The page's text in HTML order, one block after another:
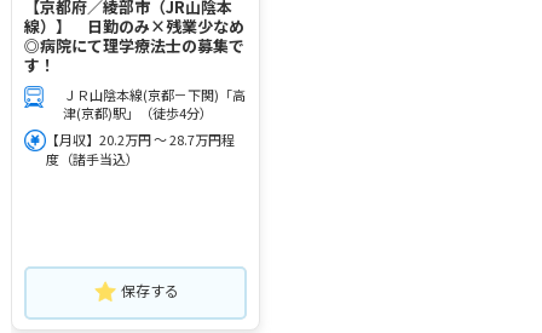
【京都府／綾部市（JR山陰本
線）】 日勤のみ×残業少なめ
◎病院にて理学療法士の募集で
す！
ＪＲ山陰本線(京都－下関)「高
津(京都)駅」（徒歩4分）
【月収】20.2万円 ～ 28.7万円程
度（諸手当込）
保存する